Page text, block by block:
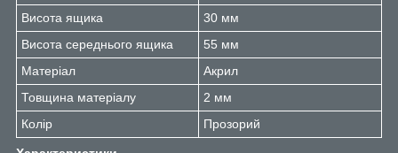
Висота ящика
30 мм
Висота середнього ящика
55 мм
Матеріал
Акрил
Товщина матеріалу
2 мм
Колір
Прозорий